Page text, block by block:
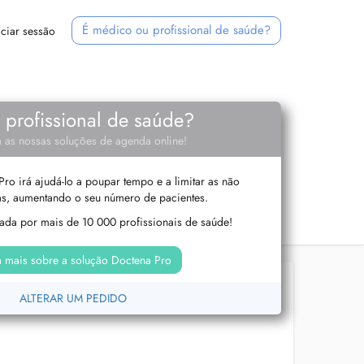
sessão É médico ou profissional de saúde?
profissional de saúde?
as nossas soluções de agenda online!
irá ajudá-lo a poupar tempo e a limitar as não
aumentando o seu número de pacientes.
por mais de 10 000 profissionais de saúde!
mais sobre a solução Doctena Pro
ALTERAR UM PEDIDO